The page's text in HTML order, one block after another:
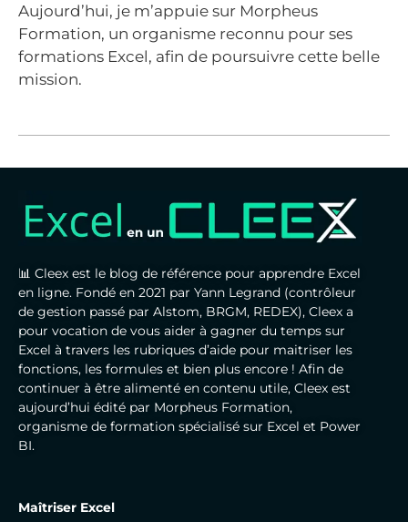
Aujourd’hui, je m’appuie sur Morpheus
Formation, un organisme reconnu pour ses
formations Excel, afin de poursuivre cette belle
mission.
📊 Cleex est le blog de référence pour apprendre Excel
en ligne. Fondé en 2021 par Yann Legrand (contrôleur
de gestion passé par Alstom, BRGM, REDEX), Cleex a
pour vocation de vous aider à gagner du temps sur
Excel à travers les rubriques d’aide pour maitriser les
fonctions, les formules et bien plus encore ! Afin de
continuer à être alimenté en contenu utile, Cleex est
aujourd’hui édité par Morpheus Formation,
organisme de formation spécialisé sur Excel et Power
BI.
Maîtriser Excel